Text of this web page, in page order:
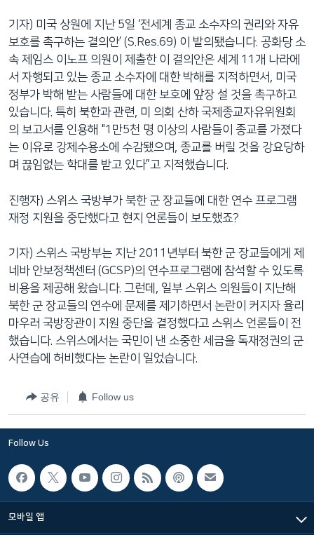
기자) 미국 상원에 지난 5일 ‘전세계 종교 소수자의 권리와 자유
보호를 촉구하는 결의안’ (S.Res.69) 이 발의됐습니다. 공화당 소
속 제임스 이노프 의원이 제출한 이 결의안은 세계 11개 나라에
서 자행되고 있는 종교 소수자에 대한 박해를 지적하면서, 미국
정부가 박해 받는 사람들에 대한 보호에 앞장 설 것을 촉구하고
있습니다. 특히 북한과 관련, 미 의회 산하 국제종교자유위원회
의 보고서를 인용해 "1만5천 명 이상의 사람들이 종교를 가졌다
는 이유로 강제수용소에 수감됐으며, 종교를 버릴 것을 강요당하
며 끊임없는 학대를 받고 있다”고 지적했습니다.
진행자) 스위스 국방부가 북한 군 장교들에 대한 연수 프로그램
재정 지원을 중단했다고 현지 언론들이 보도했죠?
기자) 스위스 국방부는 지난 2011년부터 북한 군 장교들에게 제
네바 안보정책센터 (GCSP)의 연수프로그램에 참석할 수 있도록
비용을 제공해 왔습니다. 그런데, 일부 스위스 의원들이 지난해
북한 군 장교들의 연수에 문제를 제기하면서 논란이 커지자 율리
마우러 국방장관이 지원 중단을 결정했다고 스위스 언론들이 전
했습니다. 스위스에서는 국민이 낸 소중한 세금을 독재정권의 군
사연습에 허비했다는 논란이 일었습니다.
공유 Follow us
Follow Us
모바일 앱